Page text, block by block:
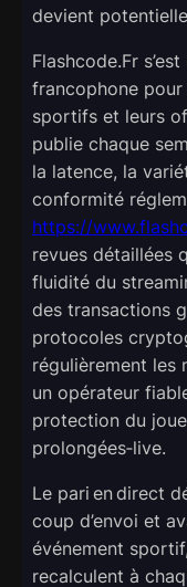
devient
Flashcode.Fr
francophone
sportifs et leurs
publie chaque
la latence, la
conformité
https://
revues détaillées
fluidité du
des transactions
protocoles
régulièrement les
un opérateur
protection du
prolongées‑live.
Le pari en direct
coup d’envoi et
événement
recalculent à